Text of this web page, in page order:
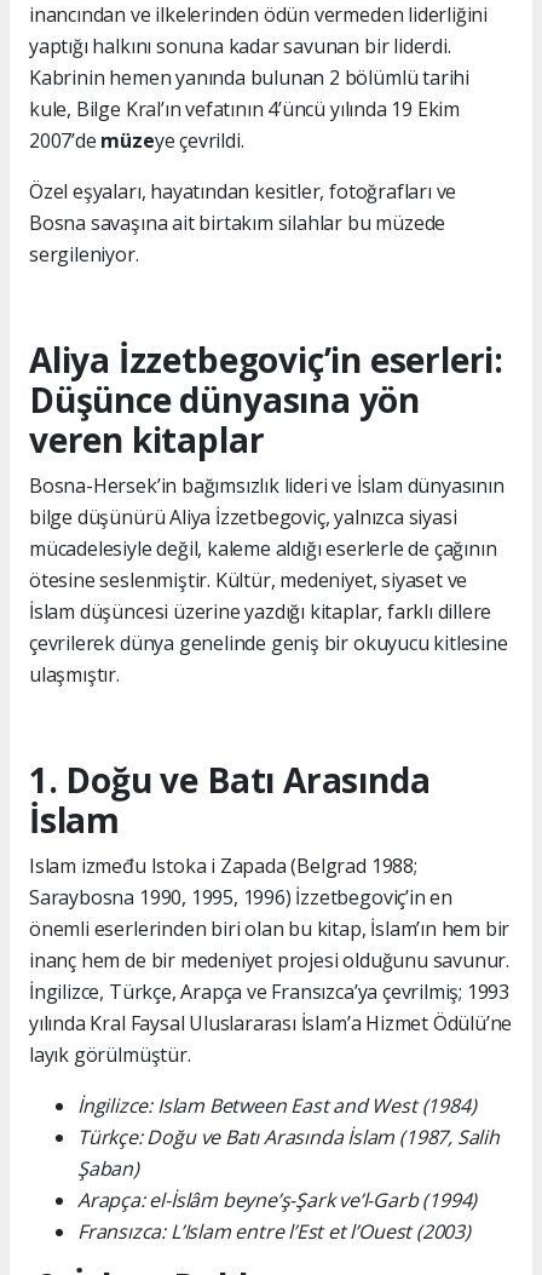
inancından ve ilkelerinden ödün vermeden liderliğini
yaptığı halkını sonuna kadar savunan bir liderdi.
Kabrinin hemen yanında bulunan 2 bölümlü tarihi
kule, Bilge Kral’ın vefatının 4’üncü yılında 19 Ekim
2007’de müzeye çevrildi.
Özel eşyaları, hayatından kesitler, fotoğrafları ve
Bosna savaşına ait birtakım silahlar bu müzede
sergileniyor.
Aliya İzzetbegoviç’in eserleri:
Düşünce dünyasına yön
veren kitaplar
Bosna-Hersek’in bağımsızlık lideri ve İslam dünyasının
bilge düşünürü Aliya İzzetbegoviç, yalnızca siyasi
mücadelesiyle değil, kaleme aldığı eserlerle de çağının
ötesine seslenmiştir. Kültür, medeniyet, siyaset ve
İslam düşüncesi üzerine yazdığı kitaplar, farklı dillere
çevrilerek dünya genelinde geniş bir okuyucu kitlesine
ulaşmıştır.
1. Doğu ve Batı Arasında
İslam
Islam između Istoka i Zapada (Belgrad 1988;
Saraybosna 1990, 1995, 1996) İzzetbegoviç’in en
önemli eserlerinden biri olan bu kitap, İslam’ın hem bir
inanç hem de bir medeniyet projesi olduğunu savunur.
İngilizce, Türkçe, Arapça ve Fransızca’ya çevrilmiş; 1993
yılında Kral Faysal Uluslararası İslam’a Hizmet Ödülü’ne
layık görülmüştür.
İngilizce: Islam Between East and West (1984)
Türkçe: Doğu ve Batı Arasında İslam (1987, Salih
Şaban)
Arapça: el-İslâm beyne’ş-Şark ve’l-Garb (1994)
Fransızca: L’Islam entre l’Est et l’Ouest (2003)